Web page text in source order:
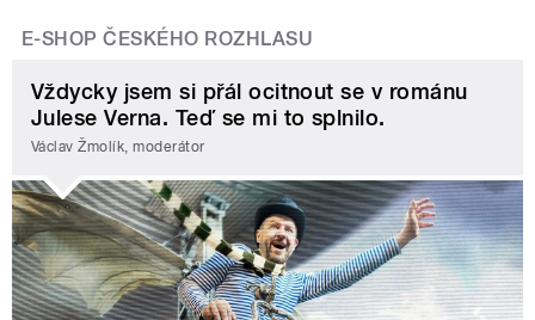
E-SHOP ČESKÉHO ROZHLASU
Vždycky jsem si přál ocitnout se v románu
Julese Verna. Teď se mi to splnilo.
Václav Žmolík, moderátor